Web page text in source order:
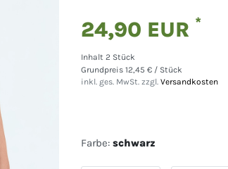
24,90 EUR *
Inhalt 2 Stück
Grundpreis 12,45 € / Stück
inkl. ges. MwSt. zzgl. Versandkosten
Farbe: schwarz